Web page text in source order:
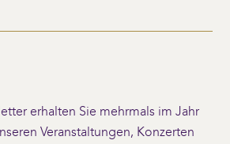
erhalten Sie mehrmals im Jahr
Veranstaltungen, Konzerten